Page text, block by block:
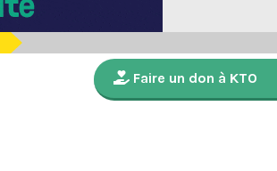
Faire un don à KTO